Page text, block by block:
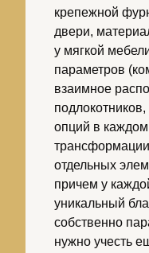
крепежной
двери,
у мягкой
параметров
взаимное
опций в
отдельных
причем у
уникальный
собственно
нужно учесть